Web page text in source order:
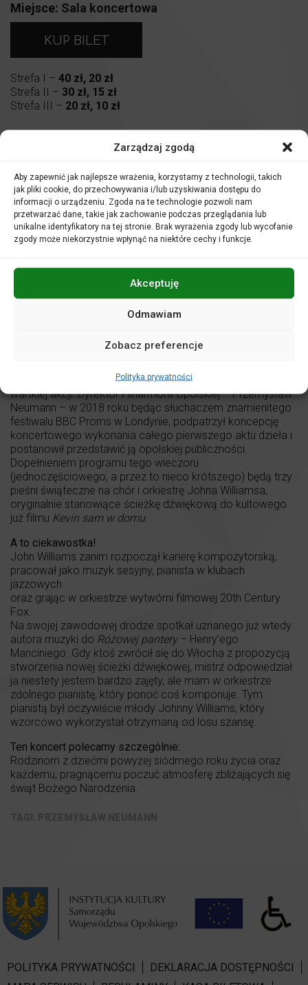
Zarządzaj zgodą
Aby zapewnić jak najlepsze wrażenia, korzystamy z technologii, takich
jak pliki cookie, do przechowywania i/lub uzyskiwania dostępu do
informacji o urządzeniu. Zgoda na te technologie pozwoli nam
przetwarzać dane, takie jak zachowanie podczas przeglądania lub
unikalne identyfikatory na tej stronie. Brak wyrażenia zgody lub wycofanie
zgody może niekorzystnie wpłynąć na niektóre cechy i funkcje.
Akceptuję
Odmawiam
Zobacz preferencje
Polityka prywatności
Miejsce: Sala koncertowa
KUP BILET
Strefa I – 40 zł, 20 zł
Strefa II – 30 zł, 15 zł
Strefa III – 20 zł, 10 zł
Orkiestra Symfoniczna Filharmonii Opolskiej
Ludmiła Wocial-Zawadzka– przygotowanie chóru
Chór Filharmonii Opolskiej
Przemysław Neumann– dyrygent
W programie:
Piotr Czajkowski–Dziadek do orzechówakt I(45’)
domu
O repertuarze:
, czyli bajkowa opowieść o wieczerzy
bożonarodzeniowy klasyk. Na filharmonicznych scenach
zwykle prezentowany jest jednak w formie suity, będącej
taka pozbawia niestetyDziadkacałościowej narracji i
wartkiej akcji. Dyrektor Filharmonii Opolskiej – Przemysław
Neumann – w 2018 roku będąc słuchaczem znamienitego
festiwalu BBC Proms w Londynie, podpatrzył koncepcję
koncertowego wykonania całego pierwszego aktu dzieła i
postanowił przedstawić ją opolskiej publiczności.
Dopełnieniem programu tego wieczoru
(jednoczęściowego, a przez to nieco krótszego) będą trzy
pieśni świąteczne na chór i orkiestrę Johna Williamsa,
oryginalnie stanowiące ścieżkę dźwiękową do kultowego
już filmu Kevin sam w domu.
A to ciekawostka!
John Williams zanim rozpoczął karierę kompozytorską,
pracował jako muzyk sesyjny, pianista w klubach
jazzowych
oraz grając w orkiestrze wytwórni filmowej 20th Century
Fox.
Na swojej zawodowej drodze spotkał uznanego już wtedy
autora muzyki do Różowej pantery– Henry’ego
Manciniego. Gdy ktoś zwrócił się do Włocha z propozycją
stworzenia nowej ścieżki dźwiękowej, mistrz odpowiedział:
ja niestety jestem bardzo zajęty, ale mam w orkiestrze
zdolnego pianistę, który ponoć coś komponuje. Tym
pianistą był oczywiście młody Johnny Williams, który
wzorcowo wykorzystał otrzymaną od losu szansę.
Ten koncert polecamy szczególnie:
Rodzinom z dziećmi powyżej siódmego roku życia oraz
każdemu, pragnącemu poczuć atmosferę zbliżających się
świąt Bożego Narodzenia.
POLITYKA PRYWATNOŚCI
DEKLARACJA DOSTĘPNOŚCI